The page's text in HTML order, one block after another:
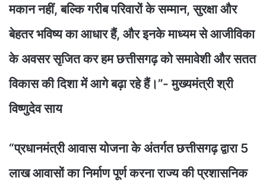
मकान नहीं, बल्कि गरीब परिवारों के सम्मान, सुरक्षा और
बेहतर भविष्य का आधार हैं, और इनके माध्यम से आजीविका
के अवसर सृजित कर हम छत्तीसगढ़ को समावेशी और सतत
विकास की दिशा में आगे बढ़ा रहे हैं।”- मुख्यमंत्री श्री
विष्णुदेव साय
“प्रधानमंत्री आवास योजना के अंतर्गत छत्तीसगढ़ द्वारा 5
लाख आवासों का निर्माण पूर्ण करना राज्य की प्रशासनिक